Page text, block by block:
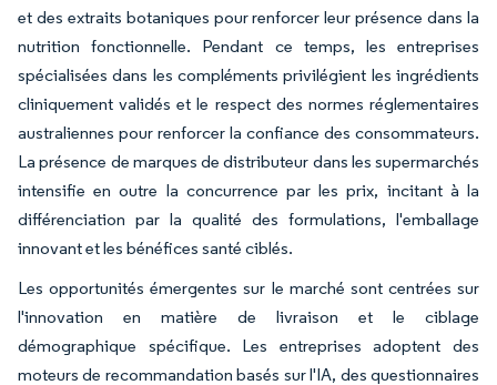
et des extraits botaniques pour renforcer leur présence dans la
nutrition fonctionnelle. Pendant ce temps, les entreprises
spécialisées dans les compléments privilégient les ingrédients
cliniquement validés et le respect des normes réglementaires
australiennes pour renforcer la confiance des consommateurs.
La présence de marques de distributeur dans les supermarchés
intensifie en outre la concurrence par les prix, incitant à la
différenciation par la qualité des formulations, l'emballage
innovant et les bénéfices santé ciblés.
Les opportunités émergentes sur le marché sont centrées sur
l'innovation en matière de livraison et le ciblage
démographique spécifique. Les entreprises adoptent des
moteurs de recommandation basés sur l'IA, des questionnaires